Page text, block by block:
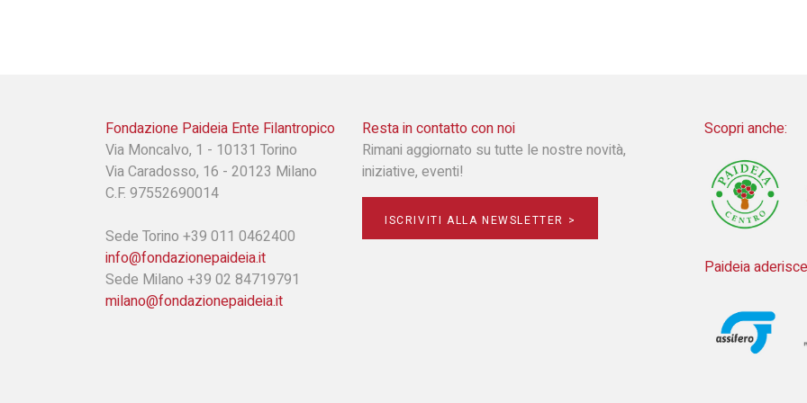
Fondazione Paideia Ente Filantropico
Via Moncalvo, 1 - 10131 Torino
Via Caradosso, 16 - 20123 Milano
C.F. 97552690014
Sede Torino +39 011 0462400
info@fondazionepaideia.it
Sede Milano +39 02 84719791
milano@fondazionepaideia.it
Resta in contatto con noi
Rimani aggiornato su tutte le nostre novità,
iniziative, eventi!
ISCRIVITI ALLA NEWSLETTER >
Scopri anche:
Paideia